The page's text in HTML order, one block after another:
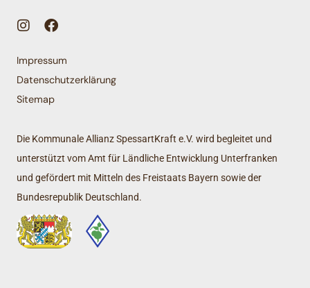
Impressum
Datenschutzerklärung
Sitemap
Die Kommunale Allianz SpessartKraft e.V. wird begleitet und
unterstützt vom Amt für Ländliche Entwicklung Unterfranken
und gefördert mit Mitteln des Freistaats Bayern sowie der
Bundesrepublik Deutschland.